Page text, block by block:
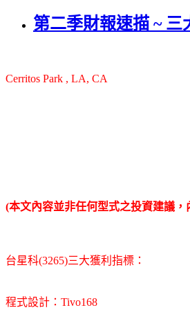
第二季財報速描 ~ 三
Cerritos Park , LA, CA
(本文內容並非任何型式之投資建議
台星科(3265)三大獲利指標：
程式設計：Tivo168